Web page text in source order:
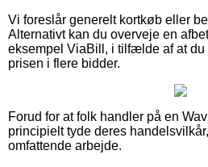
Vi foreslår generelt kortkøb eller
Alternativt kan du overveje en
eksempel ViaBill, i tilfælde af at du
prisen i flere bidder.
Forud for at folk handler på en
principielt tyde deres
omfattende arbejde.